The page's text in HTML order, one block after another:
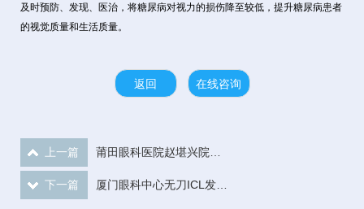
及时预防、发现、医治，将糖尿病对视力的损伤降至较低，提升糖尿病患者
的视觉质量和生活质量。
返回 在线咨询
上一篇 莆田眼科医院赵堪兴院士工作站眼健康科普惠及66.5万人次
下一篇 厦门眼科中心无刀ICL发布仪式暨刘才远教授聘任仪式圆满结束